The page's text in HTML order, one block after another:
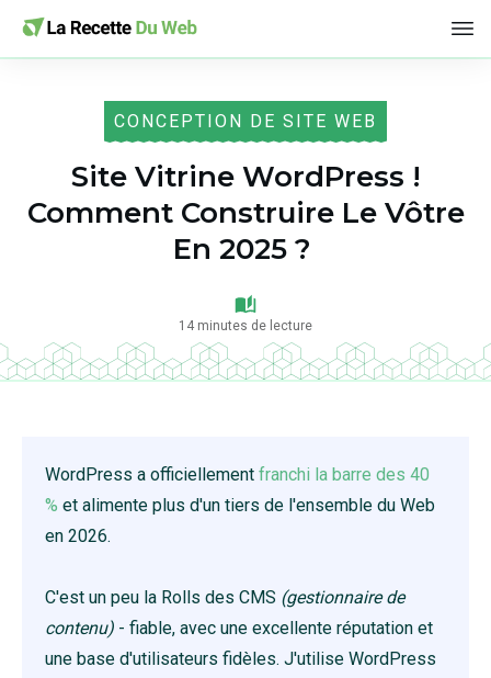
CONCEPTION DE SITE WEB
Site Vitrine WordPress !
Comment Construire Le Vôtre
En 2025 ?
14 minutes de lecture
WordPress a officiellement franchi la barre des 40
% et alimente plus d'un tiers de l'ensemble du Web
en 2026.
C'est un peu la Rolls des CMS (gestionnaire de
contenu) - fiable, avec une excellente réputation et
une base d'utilisateurs fidèles. J'utilise WordPress